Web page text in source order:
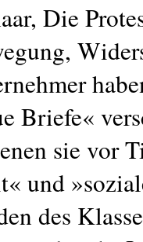
Die
Briefe«
sie vor
und
des